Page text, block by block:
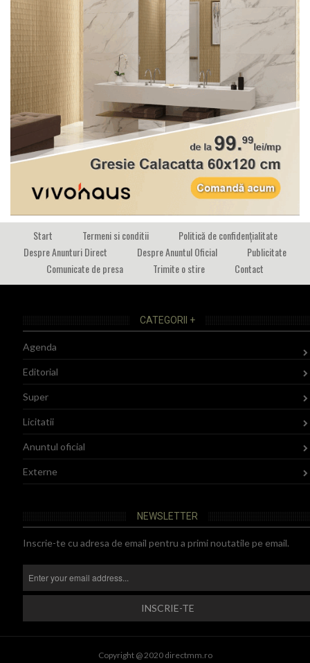
Start Termeni si conditii
Politică de confidențialitate
Despre Anunturi Direct
Despre Anuntul Oficial
Publicitate
Comunicate de presa
Trimite o stire Contact
CATEGORII +
Agenda
Editorial
Super
Licitatii
Anuntul oficial
Externe
NEWSLETTER
Inscrie-te cu adresa de email pentru a primi noutatile pe email.
Copyright @ 2020 directmm.ro